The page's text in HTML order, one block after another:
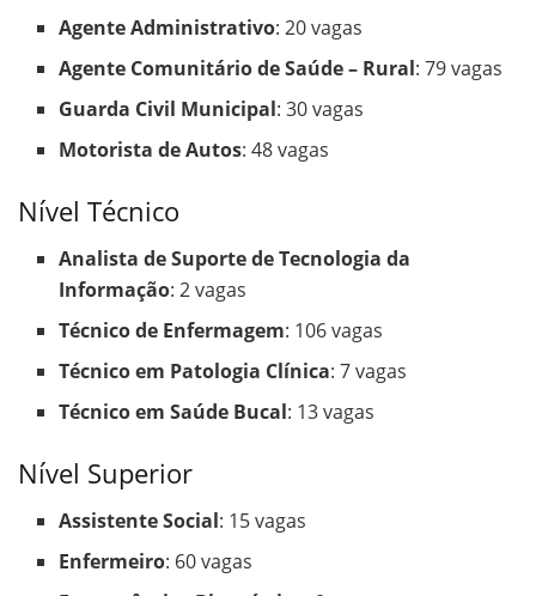
Agente Administrativo: 20 vagas
Agente Comunitário de Saúde – Rural: 79 vagas
Guarda Civil Municipal: 30 vagas
Motorista de Autos: 48 vagas
Nível Técnico
Analista de Suporte de Tecnologia da
Informação: 2 vagas
Técnico de Enfermagem: 106 vagas
Técnico em Patologia Clínica: 7 vagas
Técnico em Saúde Bucal: 13 vagas
Nível Superior
Assistente Social: 15 vagas
Enfermeiro: 60 vagas